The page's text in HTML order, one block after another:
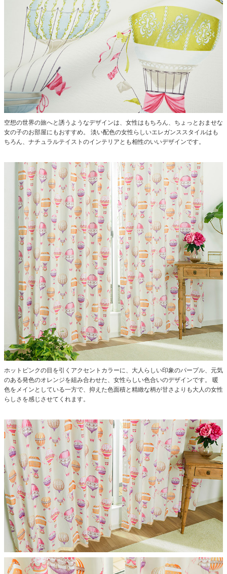
空想の世界の旅へと誘うようなデザインは、女性はもちろん、ちょっとおませな
女の子のお部屋にもおすすめ。
淡い配色の女性らしいエレガンススタイルはも
ちろん、ナチュラルテイストのインテリアとも相性のいいデザインです。
ホットピンクの目を引くアクセントカラーに、大人らしい印象のパープル、元気
のある発色のオレンジを組み合わせた、女性らしい色合いのデザインです。
暖
色をメインとしている一方で、抑えた色面積と精緻な柄が甘さよりも大人の女性
らしさを感じさせてくれます。